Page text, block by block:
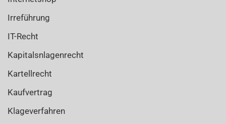
Irreführung
IT-Recht
Kapitalsnlagenrecht
Kartellrecht
Kaufvertrag
Klageverfahren